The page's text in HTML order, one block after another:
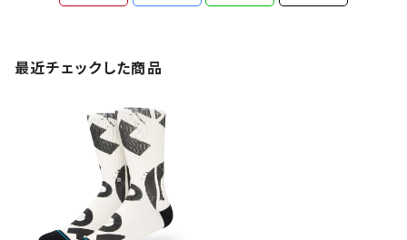
最近チェックした商品